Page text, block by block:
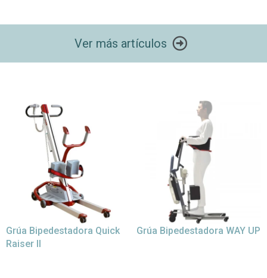
Ver más artículos
Grúa Bipedestadora Quick
Raiser II
Grúa Bipedestadora WAY UP